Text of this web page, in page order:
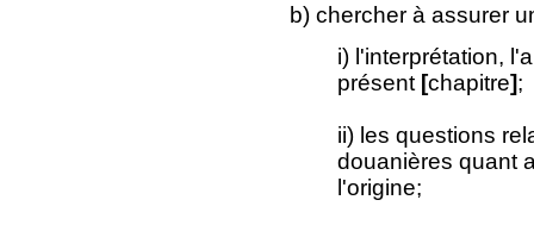
b) chercher à assurer
i) l'interprétation,
présent [chapitre];
ii) les questions
douanières quant
l'origine;